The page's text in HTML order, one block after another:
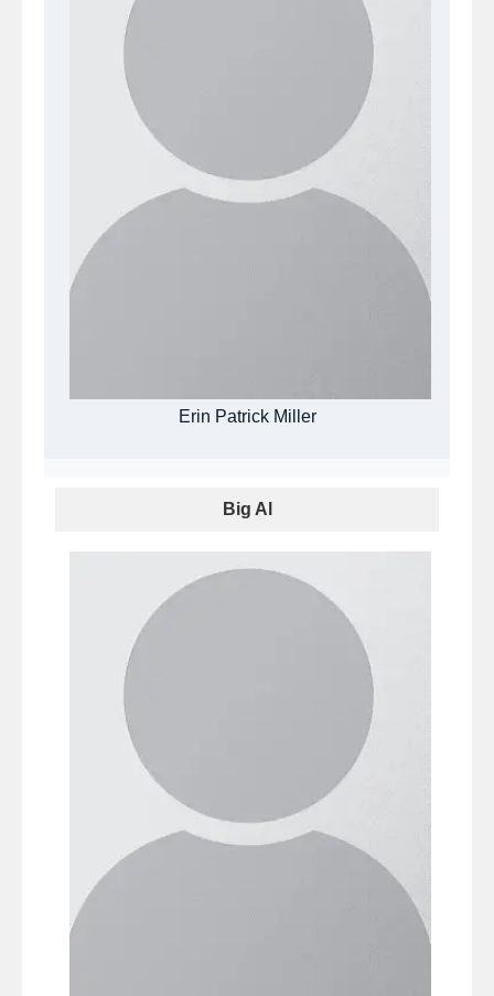
Erin Patrick Miller
Big Al